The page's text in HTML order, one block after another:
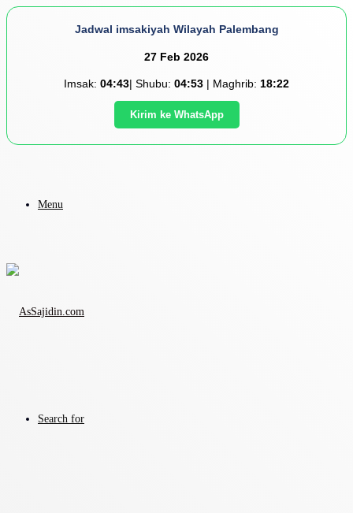
Jadwal imsakiyah Wilayah Palembang
27 Feb 2026
Imsak: 04:43| Shubu: 04:53 | Maghrib: 18:22
Kirim ke WhatsApp
Menu
Search for